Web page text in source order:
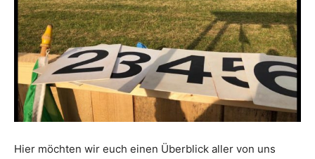
Hier möchten wir euch einen Überblick aller von uns